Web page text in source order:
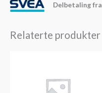
Delbetaling fra
Relaterte produkter
kr689